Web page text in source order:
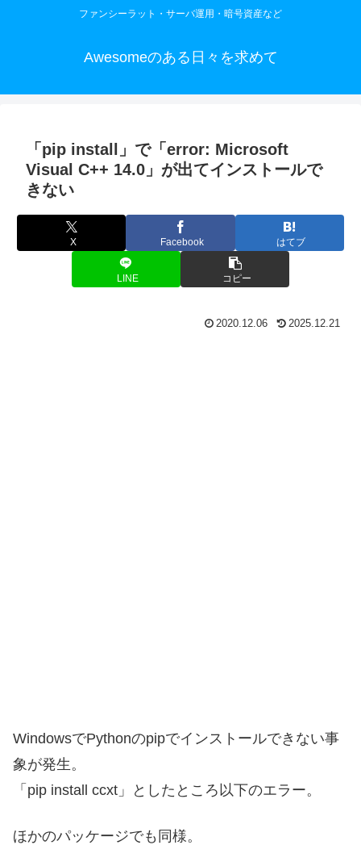
ファンシーラット・サーバ運用・暗号資産など
Awesomeのある日々を求めて
「pip install」で「error: Microsoft
Visual C++ 14.0」が出てインストールで
きない
X Facebook はてブ
LINE コピー
2020.12.06 2025.12.21
WindowsでPythonのpipでインストールできない事
象が発生。
「pip install ccxt」としたところ以下のエラー。
ほかのパッケージでも同様。